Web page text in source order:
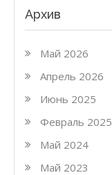
Архив
Май 2026
Апрель 2026
Июнь 2025
Февраль 2025
Май 2024
Май 2023